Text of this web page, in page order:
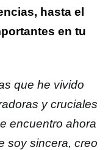
hasta el
en tu
que he vivido
y cruciales
encuentro ahora
soy sincera, creo